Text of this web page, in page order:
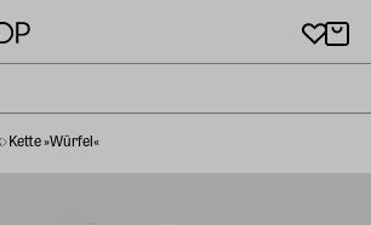
Kette »Würfel«